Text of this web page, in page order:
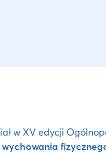
w XV edycji
wychowania